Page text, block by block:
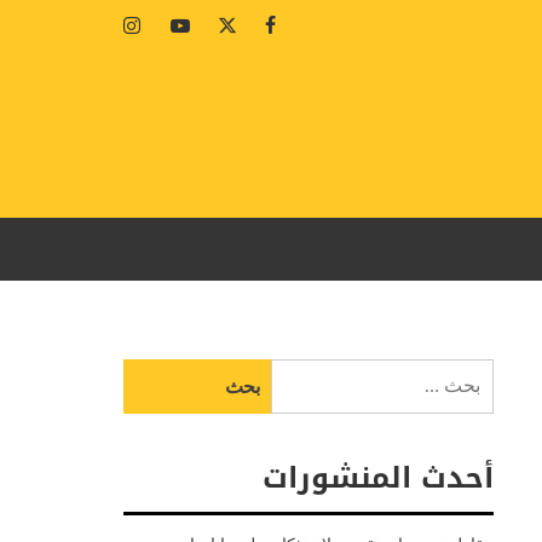
Facebook
Twitter
Youtube
Instagram
عن:
أحدث المنشورات